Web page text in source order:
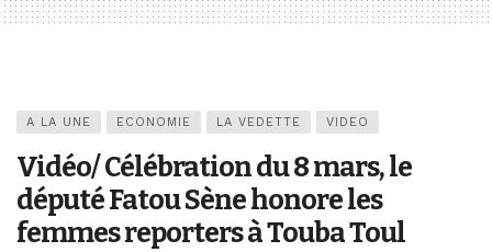
A LA UNE ECONOMIE LA VEDETTE VIDEO
Vidéo/ Célébration du 8 mars, le
député Fatou Sène honore les
femmes reporters à Touba Toul